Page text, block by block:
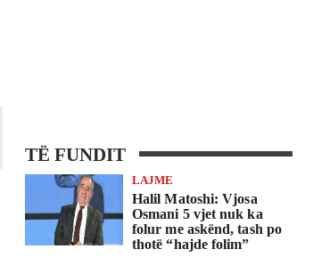
TË FUNDIT
LAJME
Halil Matoshi: Vjosa
Osmani 5 vjet nuk ka
folur me askënd, tash po
thotë “hajde folim”